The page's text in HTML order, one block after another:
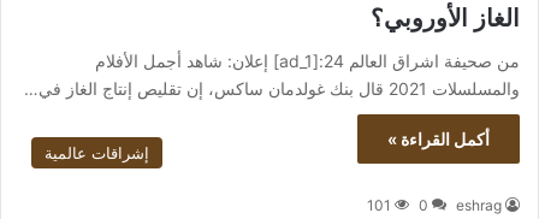
الغاز الأوروبي؟
من صحيفة اشراق العالم 24:[ad_1] إعلان: شاهد أجمل الأفلام
والمسلسلات 2021 قال بنك غولدمان ساكس، إن تقليص إنتاج الغاز في…
أكمل القراءة »
إشراقات عالمية
eshrag
0
101